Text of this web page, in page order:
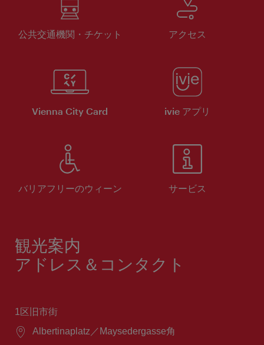
公共交通機関・チケット アクセス
Vienna City Card ivie アプリ
バリアフリーのウィーン サービス
観光案内
アドレス＆コンタクト
1区旧市街
場
Albertinaplatz／Maysedergasse角